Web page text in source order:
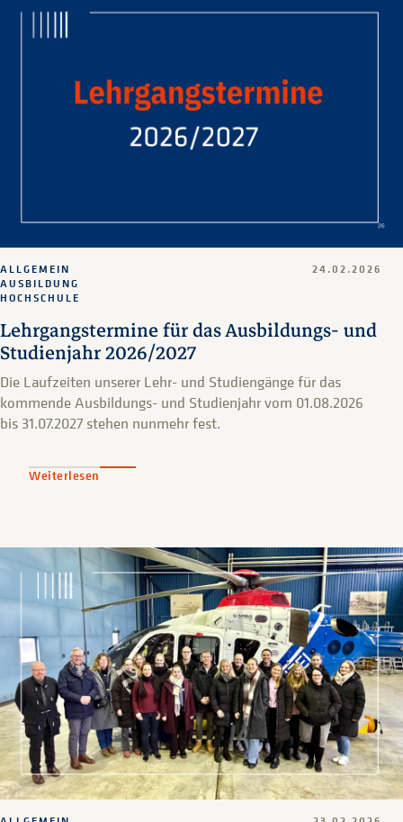
Lehrgangstermine für das Ausbildungs- und
Studienjahr 2026/2027
ALLGEMEIN
AUSBILDUNG
HOCHSCHULE
24.02.2026
Die Laufzeiten unserer Lehr- und Studiengänge für das
kommende Ausbildungs- und Studienjahr vom 01.08.2026
bis 31.07.2027 stehen nunmehr fest.
Weiterlesen